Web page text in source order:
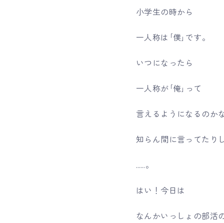
小学生の時から
一人称は｢僕｣です。
いつになったら
一人称が｢俺｣って
言えるようになるのか
知らん間に言ってたり
……。
はい！今日は
なんかいっしょの部活